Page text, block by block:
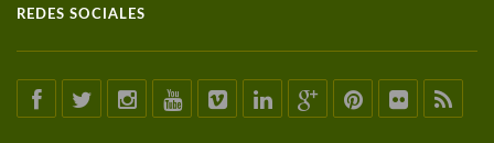
REDES SOCIALES